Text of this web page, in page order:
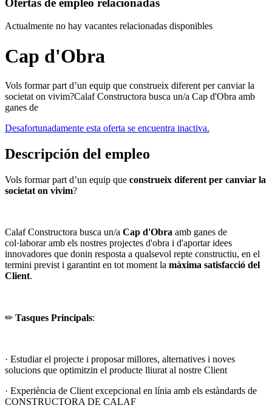
Actualmente no hay vacantes relacionadas disponibles
Cap d'Obra
Vols formar part d’un equip que construeix diferent per canviar la
societat on vivim?Calaf Constructora busca un/a Cap d'Obra amb
ganes de
Desafortunadamente esta oferta se encuentra inactiva.
Descripción del empleo
Vols formar part d’un equip que construeix diferent per canviar la
societat on vivim?
Calaf Constructora busca un/a Cap d'Obra amb ganes de
col·laborar amb els nostres projectes d'obra i d'aportar idees
innovadores que donin resposta a qualsevol repte constructiu, en el
termini previst i garantint en tot moment la màxima satisfacció del
Client.
✏ Tasques Principals:
· Estudiar el projecte i proposar millores, alternatives i noves
solucions que optimitzin el producte lliurat al nostre Client
· Experiència de Client excepcional en línia amb els estàndards de
CONSTRUCTORA DE CALAF